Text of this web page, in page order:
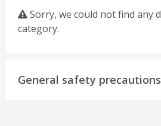
Sorry, we could not find any
category.
General safety precautions